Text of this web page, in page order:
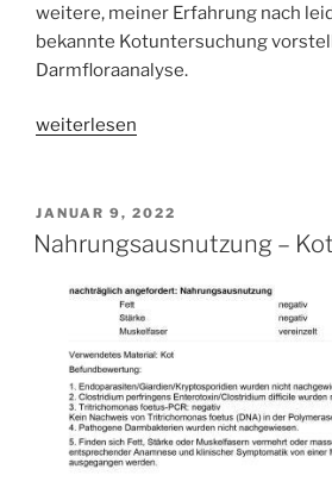
weitere, meiner Erfahrung nach
bekannte Kotuntersuchung
Darmfloraanalyse.
„Darmfloraanalyse“
weiterlesen
VERÖFFENTLICHT
AM
JANUAR 9, 2022
Nahrungsausnutzung –